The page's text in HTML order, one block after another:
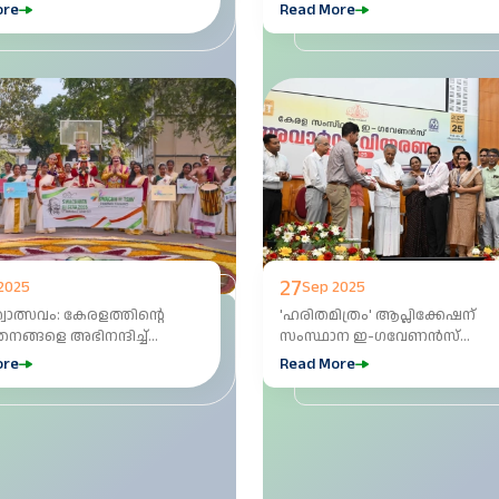
Read More
കേരളത്തിന്റെ
അഭിനന്ദിച്ച്
27Sep 2025
'ഹരിതമിത്രം' ആപ്ലിക്കേഷന്
സംസ്ഥാന ഇ-ഗവേണൻസ്
അംഗീകാരം
Read More